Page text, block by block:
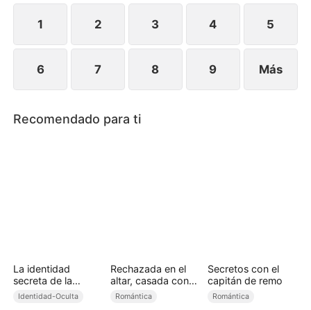
1 2 3 4 5
6 7 8 9 Más
Recomendado para ti
La identidad
secreta de la
omega rechazada
Identidad-Oculta
Rechazada en el
altar, casada con
un millonario
Romántica
Secretos con el
capitán de remo
Romántica